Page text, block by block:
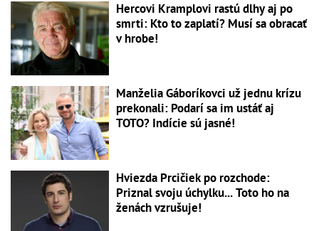
Hercovi Kramplovi rastú dlhy aj po
smrti: Kto to zaplatí? Musí sa obracať
v hrobe!
Manželia Gáboríkovci už jednu krízu
prekonali: Podarí sa im ustáť aj
TOTO? Indície sú jasné!
Hviezda Prcičiek po rozchode:
Priznal svoju úchylku... Toto ho na
ženách vzrušuje!